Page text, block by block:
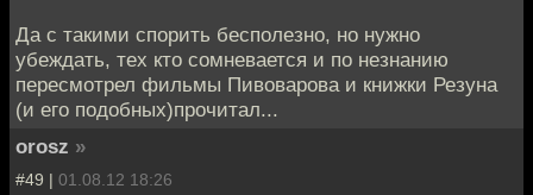
Да с такими спорить бесполезно, но нужно
убеждать, тех кто сомневается и по незнанию
пересмотрел фильмы Пивоварова и книжки Резуна
(и его подобных)прочитал...
orosz »
#49 | 01.08.12 18:26